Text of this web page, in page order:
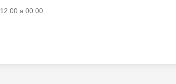
12:00 a 00:00